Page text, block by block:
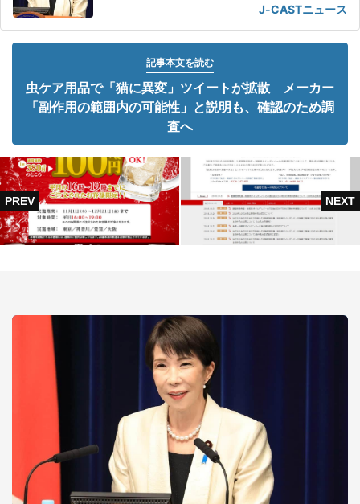
J-CASTニュース
記事本文を読む
虫ケア用品で「猫に異変」ツイートが拡散 メーカー
「副作用の範囲内の可能性」と説明も、確認のため調
査へ